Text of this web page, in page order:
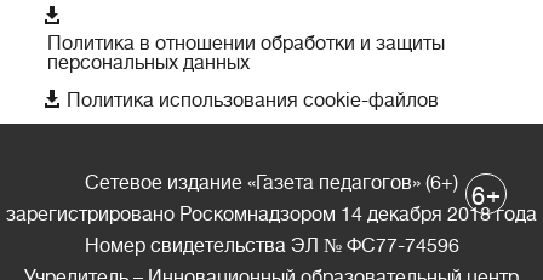

Политика в отношении обработки и защиты
персональных данных
 Политика использования cookie-файлов
Сетевое издание «Газета педагогов» (6+)
зарегистрировано Роскомнадзором 14 декабря 2018 года
Номер свидетельства ЭЛ № ФС77-74596
6+